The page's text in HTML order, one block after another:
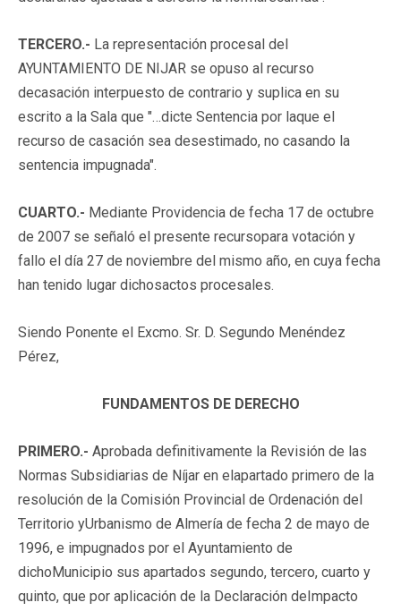
TERCERO.- La representación procesal del
AYUNTAMIENTO DE NIJAR se opuso al recurso
decasación interpuesto de contrario y suplica en su
escrito a la Sala que "…dicte Sentencia por laque el
recurso de casación sea desestimado, no casando la
sentencia impugnada".
CUARTO.- Mediante Providencia de fecha 17 de octubre
de 2007 se señaló el presente recursopara votación y
fallo el día 27 de noviembre del mismo año, en cuya fecha
han tenido lugar dichosactos procesales.
Siendo Ponente el Excmo. Sr. D. Segundo Menéndez
Pérez,
FUNDAMENTOS DE DERECHO
PRIMERO.- Aprobada definitivamente la Revisión de las
Normas Subsidiarias de Níjar en elapartado primero de la
resolución de la Comisión Provincial de Ordenación del
Territorio yUrbanismo de Almería de fecha 2 de mayo de
1996, e impugnados por el Ayuntamiento de
dichoMunicipio sus apartados segundo, tercero, cuarto y
quinto, que por aplicación de la Declaración deImpacto